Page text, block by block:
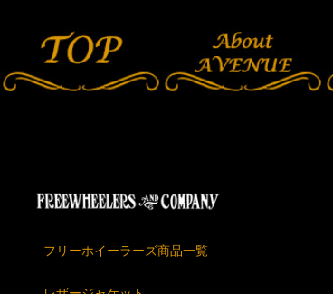
フリーホイーラーズ商品一覧